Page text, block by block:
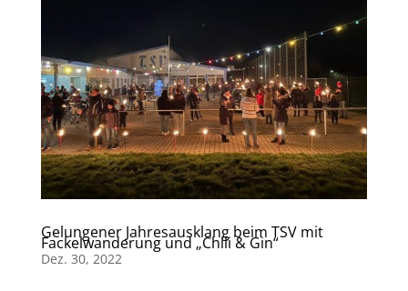
Gelungener Jahresausklang beim TSV mit
Fackelwanderung und „Chili & Gin“
Dez. 30, 2022